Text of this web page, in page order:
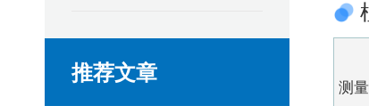
推荐文章
测